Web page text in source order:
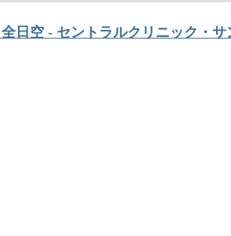
全日空 - セントラルクリニック・